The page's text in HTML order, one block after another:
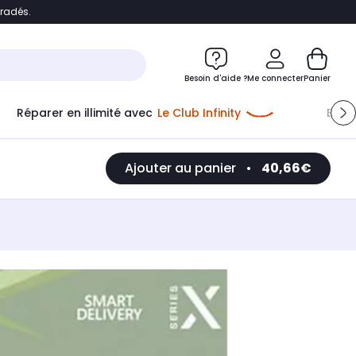
Accéder directement au chatbot
Besoin d'aide ?Me connecterPanier
Réparer en illimité avec Le Club Infinity
Ajouter au panier • 40,66€